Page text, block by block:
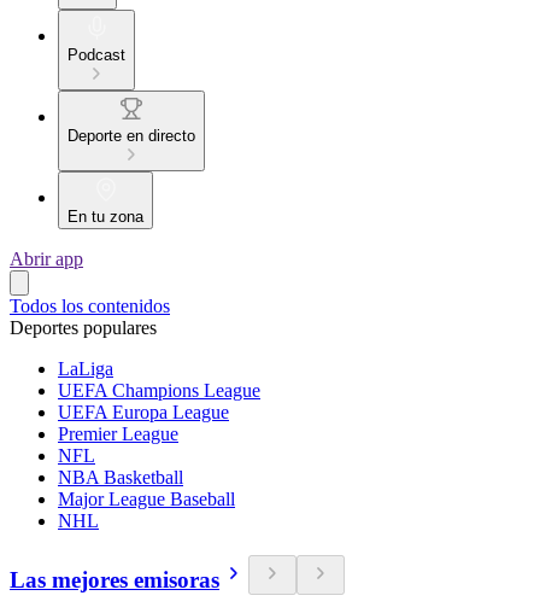
Podcast
Deporte en directo
En tu zona
Abrir app
Todos los contenidos
Deportes populares
LaLiga
UEFA Champions League
UEFA Europa League
Premier League
NFL
NBA Basketball
Major League Baseball
NHL
Las mejores emisoras